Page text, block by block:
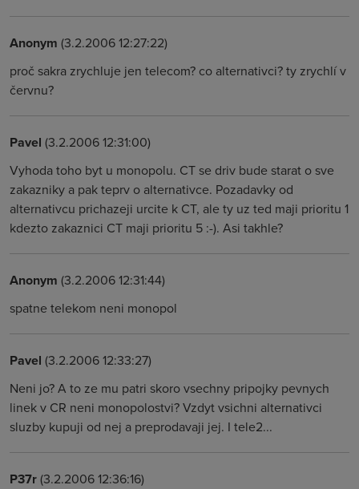
Anonym (3.2.2006 12:27:22)
proč sakra zrychluje jen telecom? co alternativci? ty zrychlí v
červnu?
Pavel (3.2.2006 12:31:00)
Vyhoda toho byt u monopolu. CT se driv bude starat o sve
zakazniky a pak teprv o alternativce. Pozadavky od
alternativcu prichazeji urcite k CT, ale ty uz ted maji prioritu 1
kdezto zakaznici CT maji prioritu 5 :-). Asi takhle?
Anonym (3.2.2006 12:31:44)
spatne telekom neni monopol
Pavel (3.2.2006 12:33:27)
Neni jo? A to ze mu patri skoro vsechny pripojky pevnych
linek v CR neni monopolostvi? Vzdyt vsichni alternativci
sluzby kupuji od nej a preprodavaji jej. I tele2...
P37r(3.2.2006 12:36:16)